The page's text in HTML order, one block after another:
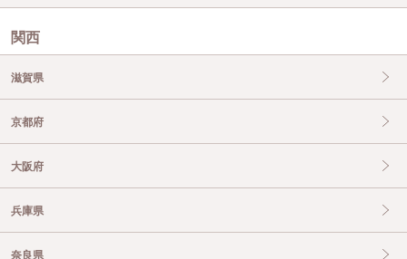
関西
滋賀県
京都府
大阪府
兵庫県
奈良県